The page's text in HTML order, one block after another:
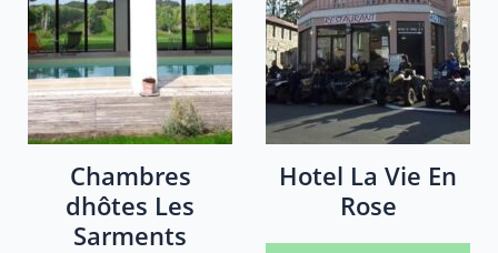
Chambres
dhôtes Les
Sarments
Hotel La Vie En
Rose